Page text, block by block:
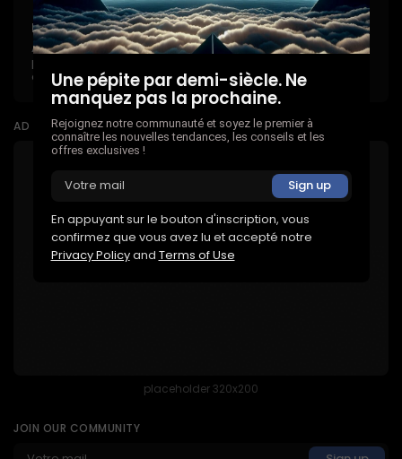
Restez inspiré
Abonnez-vous pour obtenir un accès complet aux
publications, aux informations approfondies et aux mises
à jour exclusives
AD BANNER
placeholder 320x200
JOIN OUR COMMUNITY
Une pépite par demi-siècle. Ne
manquez pas la prochaine.
Rejoignez notre communauté et soyez le premier à
connaître les nouvelles tendances, les conseils et les
offres exclusives !
En appuyant sur le bouton d'inscription, vous
confirmez que vous avez lu et accepté notre
Privacy Policyand Terms of Use